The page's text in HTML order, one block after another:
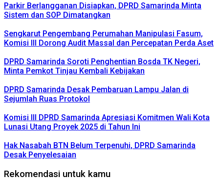
Parkir Berlangganan Disiapkan, DPRD Samarinda Minta
Sistem dan SOP Dimatangkan
Sengkarut Pengembang Perumahan Manipulasi Fasum,
Komisi III Dorong Audit Massal dan Percepatan Perda Aset
DPRD Samarinda Soroti Penghentian Bosda TK Negeri,
Minta Pemkot Tinjau Kembali Kebijakan
DPRD Samarinda Desak Pembaruan Lampu Jalan di
Sejumlah Ruas Protokol
Komisi III DPRD Samarinda Apresiasi Komitmen Wali Kota
Lunasi Utang Proyek 2025 di Tahun Ini
Hak Nasabah BTN Belum Terpenuhi, DPRD Samarinda
Desak Penyelesaian
Rekomendasi untuk kamu